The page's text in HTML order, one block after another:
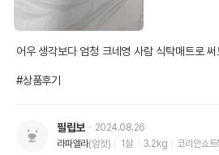
어우 생각보다 엄청 크네영 사람 식탁매트로 써
#상품후기
필립보
2024.08.26
라파엘라(암컷) 1살 3.2kg 코리안쇼트